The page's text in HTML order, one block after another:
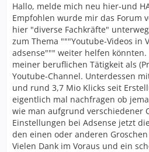
Hallo, melde mich neu hier-und
Empfohlen wurde mir das Forum
hier "diverse Fachkräfte"
zum Thema """Youtube-Videos in
adsense""" weiter helfen
meiner beruflichen Tätigkeit als
Youtube-Channel. Unterdessen
und rund 3,7 Mio Klicks seit
eigentlich mal nachfragen ob
wie man aufgrund verschiedener
Einstellungen bei Adsense jetzt
den einen oder anderen
Vielen Dank im Voraus und ein